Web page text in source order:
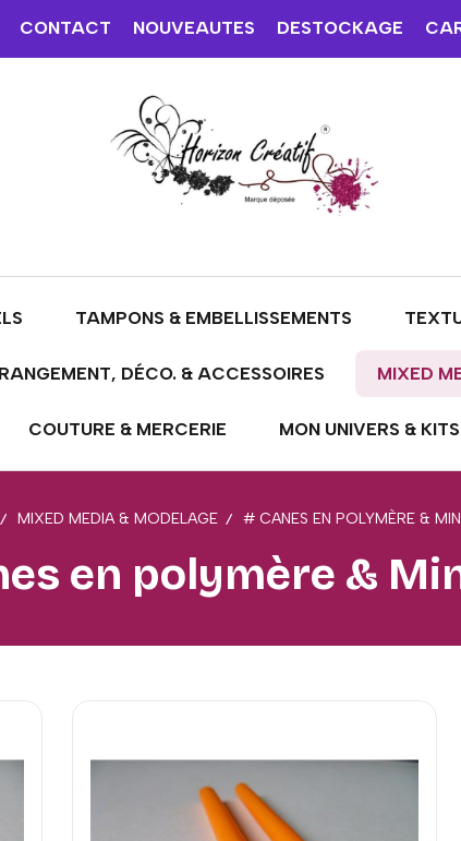
CONTACT NOUVEAUTES DESTOCKAGE
TAMPONS & EMBELLISSEMENTS
DÉCO. & ACCESSOIRES MIXED
COUTURE & MERCERIE MON UNIVERS & KITS
MIXED MEDIA & MODELAGE # CANES EN POLYMÈRE &
en polymère &